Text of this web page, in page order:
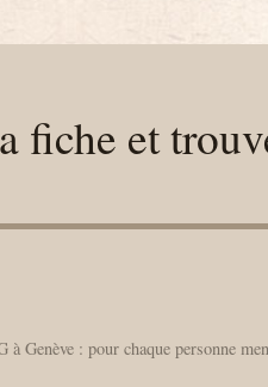
fiche et
Genève : pour chaque personne